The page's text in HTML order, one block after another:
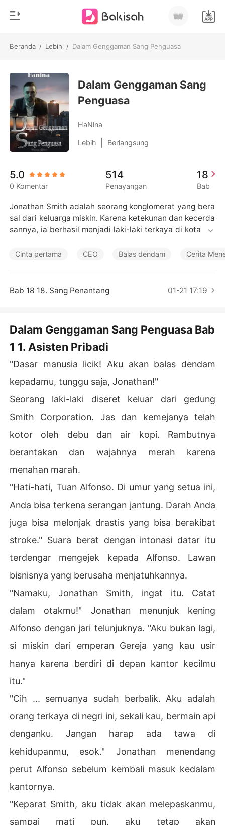
Beranda / Lebih / Dalam Genggaman Sang Penguasa
Pengisian Ulang
Riwayat Membaca
Keluar
Unduh Aplikasi
Genre
Modern
Romantis
Cerita pendek
Likantrof
Cerita Pilihan
Dalam Genggaman Sang
Penguasa
HaNina
Lebih Berlangsung
5.0
0 Komentar
514
Penayangan
18
Bab
Jonathan Smith adalah seorang konglomerat yang bera
sal dari keluarga miskin. Karena ketekunan dan kecerda
sannya, ia berhasil menjadi laki-laki terkaya di kota Riv
tuhkannya.
ya. Musuh-musuhnya tidak bisa menyentuhnya. Bahkan
Cinta pertama CEO Balas dendam Cerita
Bab 18 18. Sang Penantang 01-21 17:19
Dalam Genggaman Sang Penguasa Bab
1 1. Asisten Pribadi
"Dasar manusia licik! Aku akan balas dendam
kepadamu, tunggu saja, Jonathan!"
Seorang laki-laki diseret keluar dari gedung
Smith Corporation. Jas dan kemejanya telah
kotor oleh debu dan air kopi. Rambutnya
berantakan dan wajahnya merah karena
menahan marah.
"Hati-hati, Tuan Alfonso. Di umur yang setua ini,
Anda bisa terkena serangan jantung. Darah Anda
juga bisa melonjak drastis yang bisa berakibat
stroke." Suara berat dengan intonasi datar itu
terdengar mengejek kepada Alfonso. Lawan
bisnisnya yang berusaha menjatuhkannya.
"Namaku, Jonathan Smith, ingat itu. Catat
dalam otakmu!" Jonathan menunjuk kening
Alfonso dengan jari telunjuknya. "Aku bukan lagi,
si miskin dari emperan Gereja yang kau usir
hanya karena berdiri di depan kantor kecilmu
itu."
"Cih ... semuanya sudah berbalik. Aku adalah
orang terkaya di negri ini, sekali kau, bermain api
denganku. Jangan harap ada tawa di
kehidupanmu, esok." Jonathan menendang
perut Alfonso sebelum kembali masuk kedalam
kantornya.
"Keparat Smith, aku tidak akan melepaskanmu,
sampai mati pun, aku tetap akan